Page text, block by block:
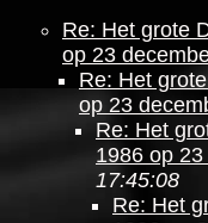
Re: Het grote
op 23
Re: Het
op 23
Re: Het
1986 op
17:45:08
Re: Het